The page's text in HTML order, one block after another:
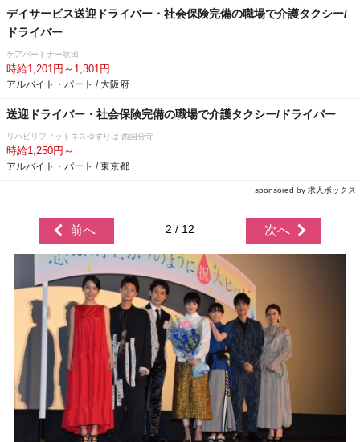
デイサービス送迎ドライバー・社会保険完備の職場で介護タクシー/
ドライバー
ケアパートナー吹田
時給1,201円～1,301円
アルバイト・パート / 大阪府
送迎ドライバー・社会保険完備の職場で介護タクシー/ドライバー
リハビリフィットネスゆずりは 西国分寺
時給1,250円～
アルバイト・パート / 東京都
sponsored by 求人ボックス
前へ 2 / 12 次へ